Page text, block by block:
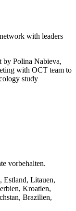
with leaders
by Polina Nabieva,
with OCT team to
study
vorbehalten.
Estland, Litauen,
Kroatien,
Brazilien,